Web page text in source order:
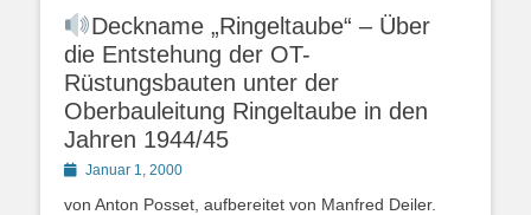
Deckname „Ringeltaube“ – Über
die Entstehung der OT-
Rüstungsbauten unter der
Oberbauleitung Ringeltaube in den
Jahren 1944/45
PostedJanuar 1, 2000
von Anton Posset, aufbereitet von Manfred Deiler.